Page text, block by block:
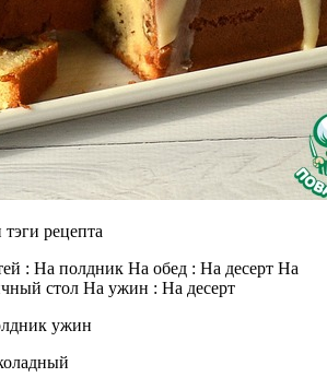
рецепта
: На полдник На обед : На десерт На
стол На ужин : На десерт
ужин